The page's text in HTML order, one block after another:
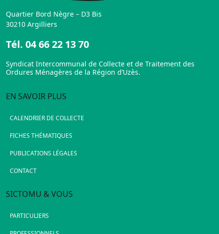
Quartier Bord Nègre – D3 Bis
30210 Argilliers
Tél. 04 66 22 13 70
Syndicat Intercommunal de Collecte et de Traitement des
Ordures Ménagères de la Région d’Uzès.
EN SAVOIR PLUS
CALENDRIER DE COLLECTE
FICHES THÉMATIQUES
PUBLICATIONS LÉGALES
CONTACT
SICTOMU & VOUS
PARTICULIERS